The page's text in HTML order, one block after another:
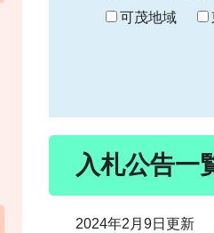
り可茂地域
入札公告一
2024年2月9日更新